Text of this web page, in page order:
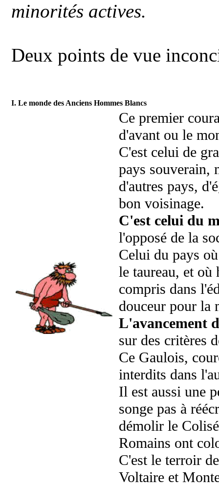
minorités actives.
Deux points de vue
I. Le monde des Anciens Hommes Blancs
Ce premier
d'avant ou le
C'est celui de
pays souverain,
d'autres pays,
bon voisinage.
C'est celui du
l'opposé de la
Celui du pays
le taureau, et
compris dans
douceur pour la
L'avancement
sur des critères
Ce Gaulois,
interdits dans
Il est aussi une
songe pas à
démolir le
Romains ont
C'est le terroir
Voltaire et